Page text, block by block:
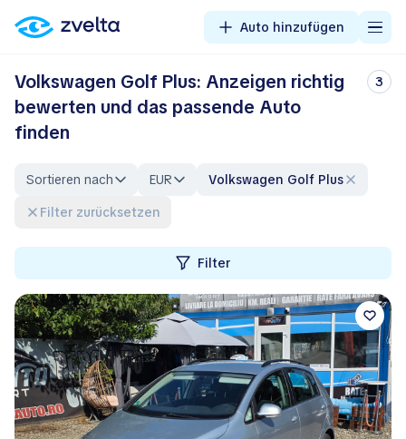
Auto hinzufügen
Volkswagen Golf Plus: Anzeigen richtig
bewerten und das passende Auto
finden
3
Sortieren nach EUR
Volkswagen Golf Plus
Filter zurücksetzen
Filter